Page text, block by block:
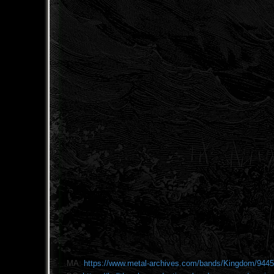
MA: https://www.metal-archives.com/bands/Kingdom/